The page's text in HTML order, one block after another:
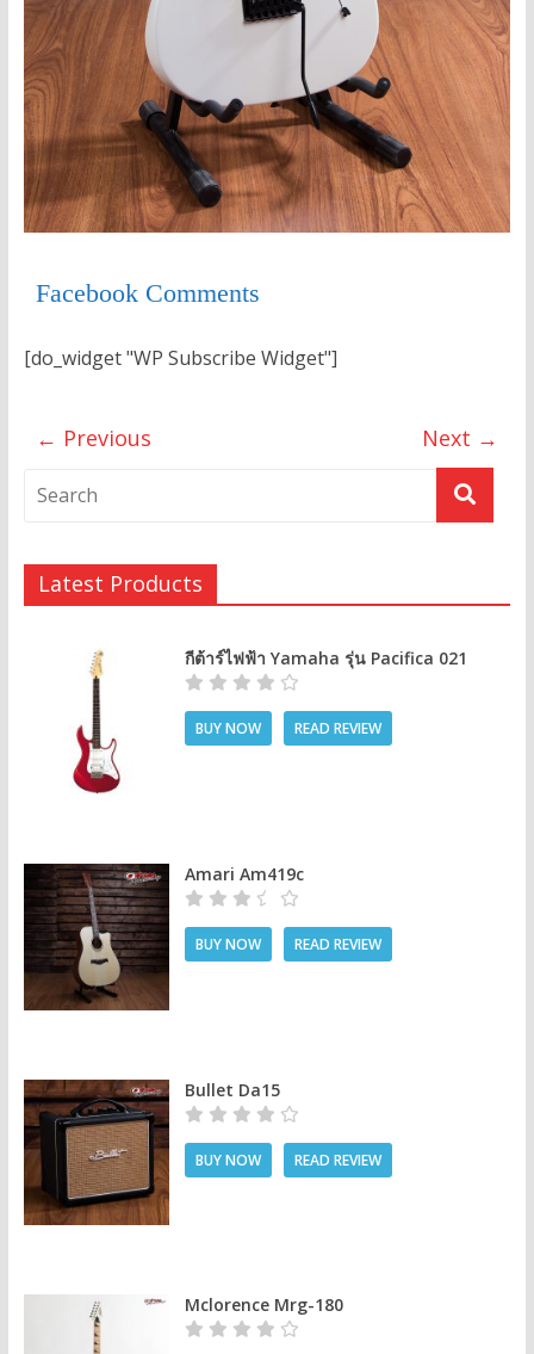
Facebook Comments
[do_widget "WP Subscribe Widget"]
← Previous Next →
Latest Products
กีต้าร์ไฟฟ้า Yamaha รุ่น Pacifica 021
BUY NOW READ REVIEW
Amari Am419c
BUY NOW READ REVIEW
Bullet Da15
BUY NOW READ REVIEW
Mclorence Mrg-180